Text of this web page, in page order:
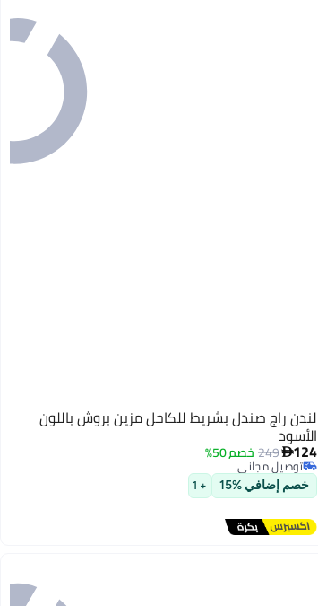
3
لندن راج صندل بشريط للكاحل مزين بروش باللون
الأسود
124
249خصم 50%
توصيل مجاني
توصيل مجاني
خصم إضافي %15 + 1